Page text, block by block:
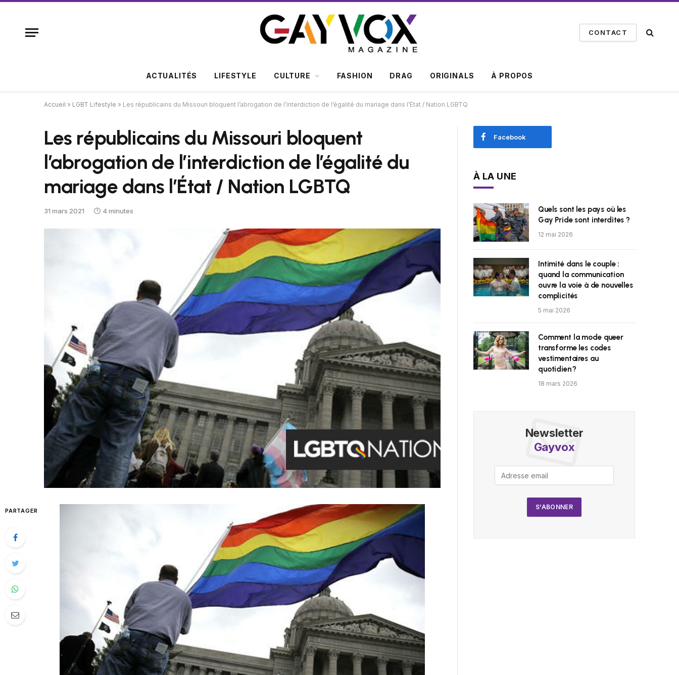
CONTACT
ACTUALITÉS LIFESTYLE CULTURE FASHION DRAG ORIGINALS À PROPOS
Accueil » LGBT Lifestyle » Les républicains du Missouri bloquent l’abrogation de l’interdiction de l’égalité du mariage dans l’État / Nation LGBTQ
Les républicains du Missouri bloquent
l’abrogation de l’interdiction de l’égalité du
mariage dans l’État / Nation LGBTQ
31 mars 2021 4 minutes
PARTAGER
Facebook
À LA UNE
Quels sont les pays où les
Gay Pride sont interdites ?
12 mai 2026
Intimité dans le couple :
quand la communication
ouvre la voie à de nouvelles
complicités
5 mai 2026
Comment la mode queer
transforme les codes
vestimentaires au
quotidien ?
18 mars 2026
Newsletter
Gayvox